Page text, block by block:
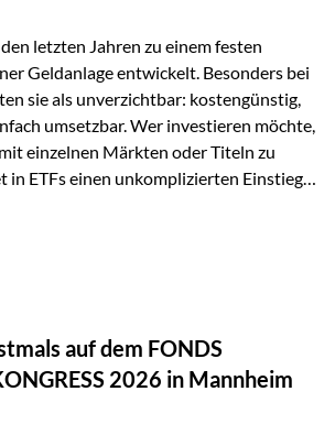
positioniert sich mit einer dreistufigen
die auf mehreren Ebenen ansetzt:
Ebene • Versicherung mit…
letzten Jahren zu einem festen
Geldanlage entwickelt. Besonders bei
sie als unverzichtbar: kostengünstig,
umsetzbar. Wer investieren möchte,
einzelnen Märkten oder Titeln zu
in ETFs einen unkomplizierten Einstieg
betrachtet. Sie gelten als teurer,
ihre Berechtigung und ihre Stärken
ETFs: Effizient, breit
auf dem FONDS
2026 in Mannheim